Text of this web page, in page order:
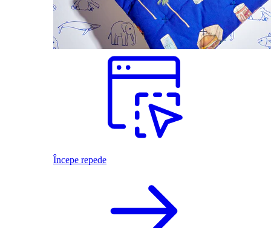
Începe repede